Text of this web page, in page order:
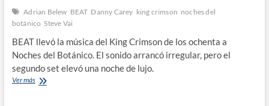
Adrian Belew BEAT Danny Carey king crimson noches del
botánico Steve Vai
BEAT llevó la música del King Crimson de los ochenta a
Noches del Botánico. El sonido arrancó irregular, pero el
segundo set elevó una noche de lujo.
Ver másBEAT